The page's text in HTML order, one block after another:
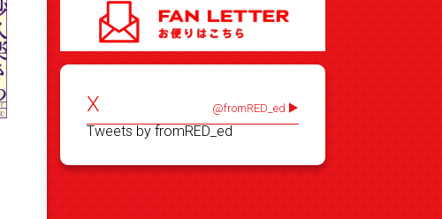
X @fromRED_ed
Tweets by fromRED_ed